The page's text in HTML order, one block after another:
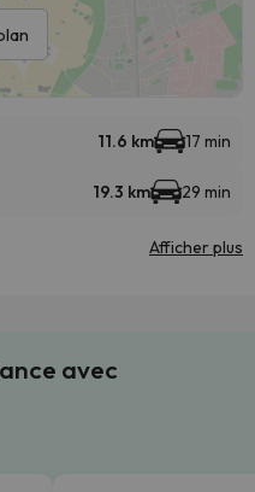
11.6 km 17 min
19.3 km 29 min
Afficher plus
avec